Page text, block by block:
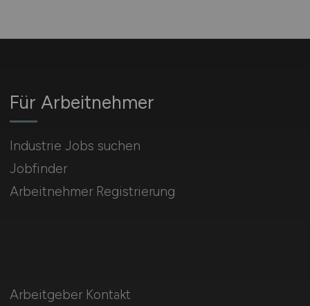
Für Arbeitnehmer
Industrie Jobs suchen
Jobfinder
Arbeitnehmer Registrierung
Arbeitgeber Kontakt